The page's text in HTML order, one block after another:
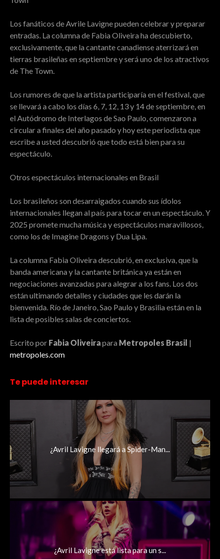
Los fanáticos de Avrile Lavigne pueden celebrar y preparar
entradas. La columna de Fabia Oliveira ha descubierto,
exclusivamente, que la cantante canadiense aterrizará en
tierras brasileñas en septiembre y será uno de los atractivos
de The Town.
Los rumores de que la artista participaría en el festival, que
se llevará a cabo los días 6, 7, 12, 13 y 14 de septiembre, en
el Autódromo de Interlagos de Sao Paulo, comenzaron a
circular a finales del año pasado y hoy este periodista que
escribe a usted descubrió que todo está bien para su
espectáculo.
Otros espectáculos internacionales en Brasil
Los brasileños son desarraigados cuando sus ídolos
internacionales llegan al país para tocar en un espectáculo. Y
2025 promete mucha música y espectáculos maravillosos,
como los de Imagine Dragons y Dua Lipa.
La columna Fabia Oliveira descubrió, en exclusiva, que la
banda americana y la cantante británica ya están en
negociaciones avanzadas para alegrar a los fans. Los dos
están ultimando detalles y ciudades que les darán la
bienvenida. Río de Janeiro, Sao Paulo y Brasilia están en la
lista de posibles salas de conciertos.
Escrito por Fabia Oliveirapara Metropoles Brasil |
metropoles.com
Te puede interesar
¿Avril Lavigne llegará a Spider-Man...
¿Avril Lavigne está lista para un s...